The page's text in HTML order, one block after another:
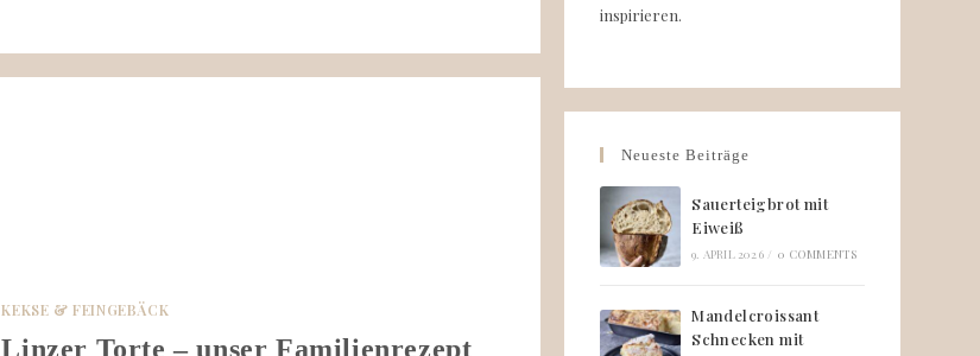
KEKSE & FEINGEBÄCK
Linzer Torte – unser Familienrezept
inspirieren.
Neueste Beiträge
Sauerteigbrot mit
Eiweiß
9. APRIL 2026 / 0 COMMENTS
Mandelcroissant
Schnecken mit